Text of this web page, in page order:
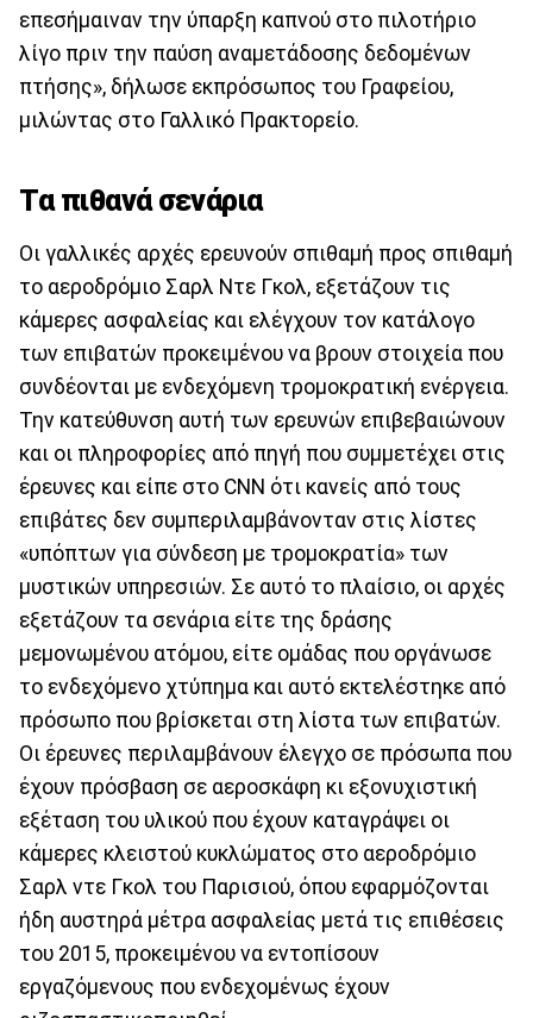
επεσήμαιναν την ύπαρξη καπνού στο πιλοτήριο
λίγο πριν την παύση αναμετάδοσης δεδομένων
πτήσης», δήλωσε εκπρόσωπος του Γραφείου,
μιλώντας στο Γαλλικό Πρακτορείο.
Tα πιθανά σενάρια
Οι γαλλικές αρχές ερευνούν σπιθαμή προς σπιθαμή
το αεροδρόμιο Σαρλ Ντε Γκολ, εξετάζουν τις
κάμερες ασφαλείας και ελέγχουν τον κατάλογο
των επιβατών προκειμένου να βρουν στοιχεία που
συνδέονται με ενδεχόμενη τρομοκρατική ενέργεια.
Την κατεύθυνση αυτή των ερευνών επιβεβαιώνουν
και οι πληροφορίες από πηγή που συμμετέχει στις
έρευνες και είπε στο CNN ότι κανείς από τους
επιβάτες δεν συμπεριλαμβάνονταν στις λίστες
«υπόπτων για σύνδεση με τρομοκρατία» των
μυστικών υπηρεσιών. Σε αυτό το πλαίσιο, οι αρχές
εξετάζουν τα σενάρια είτε της δράσης
μεμονωμένου ατόμου, είτε ομάδας που οργάνωσε
το ενδεχόμενο χτύπημα και αυτό εκτελέστηκε από
πρόσωπο που βρίσκεται στη λίστα των επιβατών.
Οι έρευνες περιλαμβάνουν έλεγχο σε πρόσωπα που
έχουν πρόσβαση σε αεροσκάφη κι εξονυχιστική
εξέταση του υλικού που έχουν καταγράψει οι
κάμερες κλειστού κυκλώματος στο αεροδρόμιο
Σαρλ ντε Γκολ του Παρισιού, όπου εφαρμόζονται
ήδη αυστηρά μέτρα ασφαλείας μετά τις επιθέσεις
του 2015, προκειμένου να εντοπίσουν
εργαζόμενους που ενδεχομένως έχουν